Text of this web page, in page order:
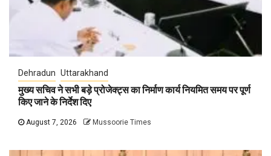
Dehradun Uttarakhand
मुख्य सचिव ने सभी बड़े प्रोजेक्ट्स का निर्माण कार्य नियमित समय पर पूर्ण
किए जाने के निर्देश दिए
August 7, 2026 Mussoorie Times